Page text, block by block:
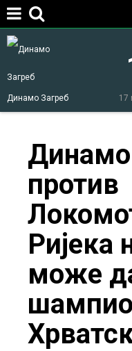
Динамо Загреб 17
here
против
Ријека
може